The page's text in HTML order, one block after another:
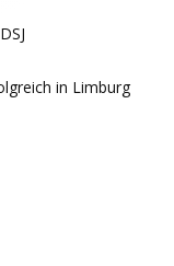
in Limburg